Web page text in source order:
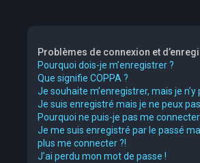
Problèmes de connexion et
Pourquoi dois-je m’enregistrer ?
Que signifie COPPA ?
Je souhaite m’enregistrer, mais je n’y
Je suis enregistré mais je ne peux
Pourquoi ne puis-je pas me connecter
Je me suis enregistré par le passé
plus me connecter ?!
J’ai perdu mon mot de passe !